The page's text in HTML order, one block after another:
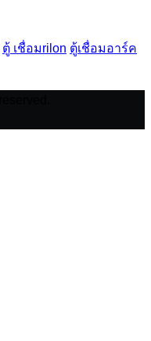
ตู้ เชื่อมrilon ตู้เชื่อมอาร์ค